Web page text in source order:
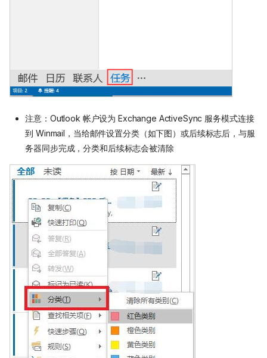
注意：Outlook 帐户设为 Exchange ActiveSync 服务模式连接
到 Winmail，当给邮件设置分类（如下图）或后续标志后，与服
务器同步完成，分类和后续标志会被清除